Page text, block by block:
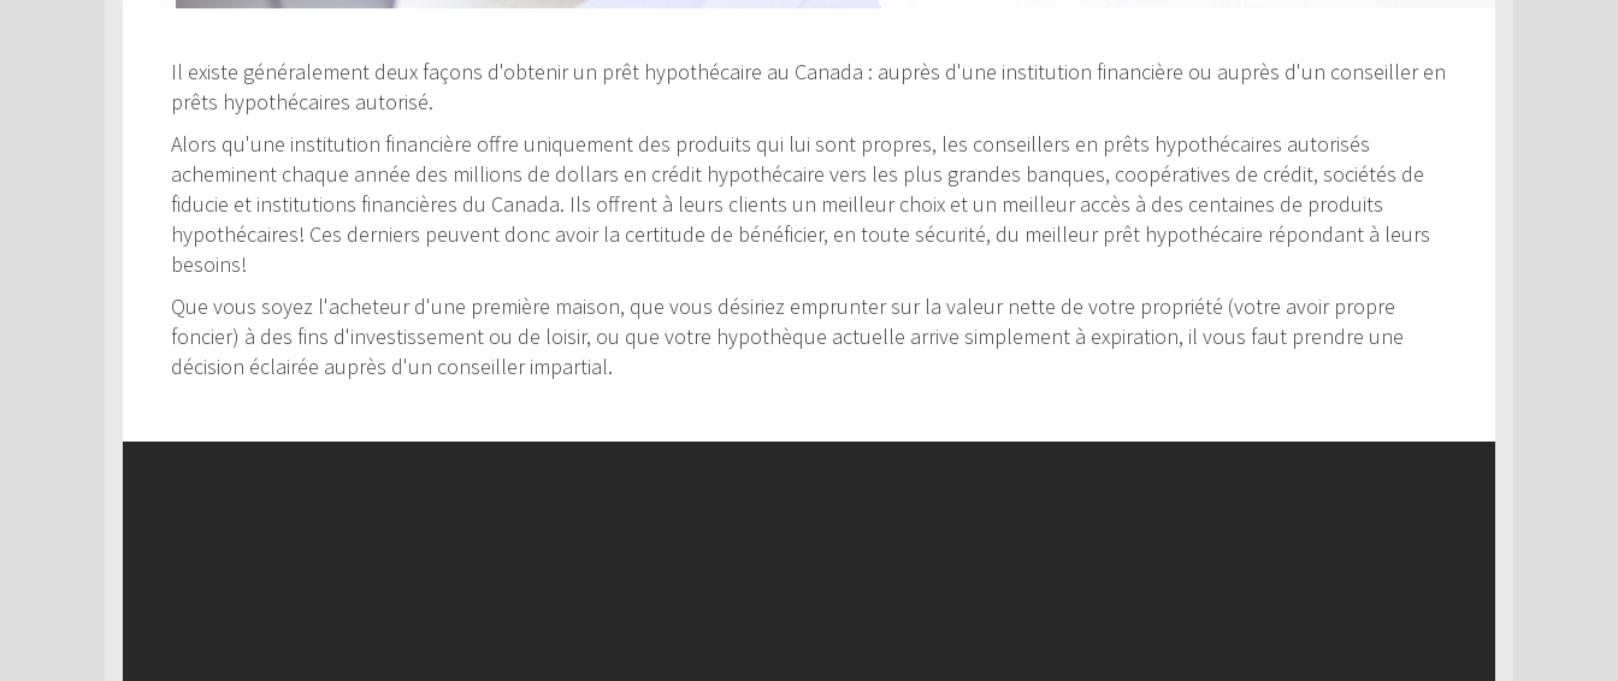
Il existe généralement deux façons d'obtenir un prêt hypothécaire au Canada : auprès d'une institution financière ou auprès d'un conseiller en
prêts hypothécaires autorisé.
Alors qu'une institution financière offre uniquement des produits qui lui sont propres, les conseillers en prêts hypothécaires autorisés
acheminent chaque année des millions de dollars en crédit hypothécaire vers les plus grandes banques, coopératives de crédit, sociétés de
fiducie et institutions financières du Canada. Ils offrent à leurs clients un meilleur choix et un meilleur accès à des centaines de produits
hypothécaires! Ces derniers peuvent donc avoir la certitude de bénéficier, en toute sécurité, du meilleur prêt hypothécaire répondant à leurs
besoins!
Que vous soyez l'acheteur d'une première maison, que vous désiriez emprunter sur la valeur nette de votre propriété (votre avoir propre
foncier) à des fins d'investissement ou de loisir, ou que votre hypothèque actuelle arrive simplement à expiration, il vous faut prendre une
décision éclairée auprès d'un conseiller impartial.